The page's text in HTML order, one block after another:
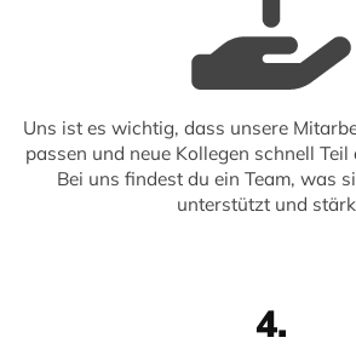
Uns ist es wichtig, dass unsere
passen und neue Kollegen schnell Teil
Bei uns findest du ein Team, was
unterstützt und
4.